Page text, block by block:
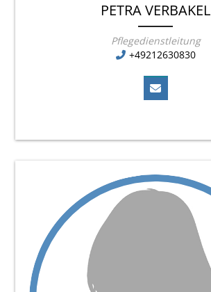
PETRA VERBAKEL
Pflegedienstleitung
+49212630830